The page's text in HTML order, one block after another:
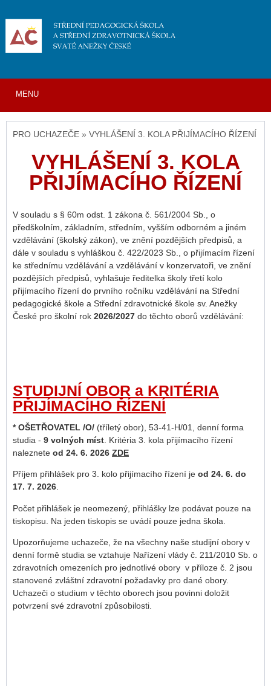
PRO UCHAZEČE » VYHLÁŠENÍ 3. KOLA PŘIJÍMACÍHO ŘÍZENÍ
VYHLÁŠENÍ 3. KOLA
PŘIJÍMACÍHO ŘÍZENÍ
V souladu s § 60m odst. 1 zákona č. 561/2004 Sb., o
předškolním, základním, středním, vyšším odborném a jiném
vzdělávání (školský zákon), ve znění pozdějších předpisů, a
dále v souladu s vyhláškou č. 422/2023 Sb., o přijímacím řízení
ke střednímu vzdělávání a vzdělávání v konzervatoři, ve znění
pozdějších předpisů, vyhlašuje ředitelka školy třetí kolo
přijímacího řízení do prvního ročníku vzdělávání na Střední
pedagogické škole a Střední zdravotnické škole sv. Anežky
České pro školní rok 2026/2027 do těchto oborů vzdělávání:
STUDIJNÍ OBOR a KRITÉRIA
PŘIJÍMACÍHO ŘÍZENÍ
* OŠETŘOVATEL /O/ (tříletý obor), 53-41-H/01, denní forma
studia - 9 volných míst . Kritéria 3. kola přijímacího řízení
naleznete od 24. 6. 2026 ZDE
Příjem přihlášek pro 3. kolo přijímacího řízení je od 24. 6. do
17. 7. 2026
Počet přihlášek je neomezený, přihlášky lze podávat pouze na
tiskopisu. Na jeden tiskopis se uvádí pouze jedna škola.
Upozorňujeme uchazeče, že na všechny naše studijní obory v
denní formě studia se vztahuje Nařízení vlády č. 211/2010 Sb. o
zdravotních omezeních pro jednotlivé obory v příloze č. 2 jsou
stanovené zvláštní zdravotní požadavky pro dané obory.
Uchazeči o studium v těchto oborech jsou povinni doložit
potvrzení své zdravotní způsobilosti.
MENU